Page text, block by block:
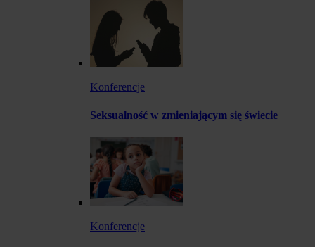
Konferencje
Seksualność w zmieniającym się świecie
Konferencje